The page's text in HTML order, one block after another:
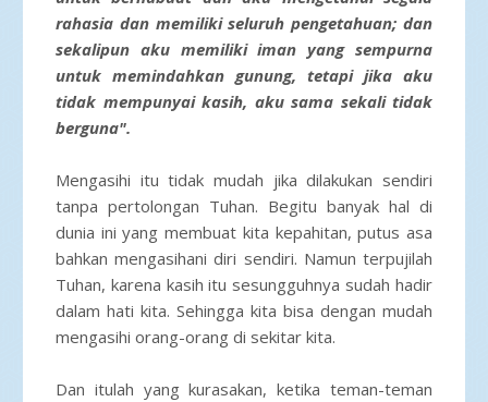
rahasia dan memiliki seluruh pengetahuan; dan
sekalipun aku memiliki iman yang sempurna
untuk memindahkan gunung, tetapi jika aku
tidak mempunyai kasih, aku sama sekali tidak
berguna".
Mengasihi itu tidak mudah jika dilakukan sendiri
tanpa pertolongan Tuhan. Begitu banyak hal di
dunia ini yang membuat kita kepahitan, putus asa
bahkan mengasihani diri sendiri. Namun terpujilah
Tuhan, karena kasih itu sesungguhnya sudah hadir
dalam hati kita. Sehingga kita bisa dengan mudah
mengasihi orang-orang di sekitar kita.
Dan itulah yang kurasakan, ketika teman-teman